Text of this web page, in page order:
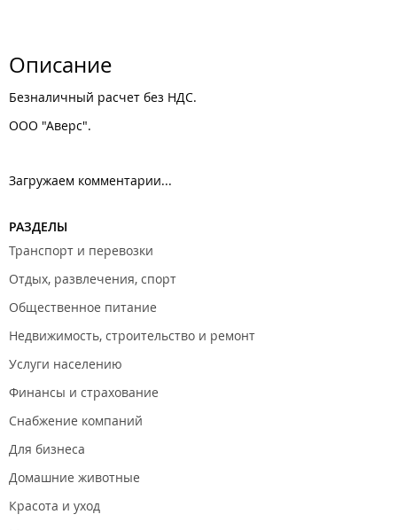
Описание
Безналичный расчет без НДС.
ООО "Аверс".
Загружаем комментарии...
РАЗДЕЛЫ
Транспорт и перевозки
Отдых, развлечения, спорт
Общественное питание
Недвижимость, строительство и ремонт
Услуги населению
Финансы и страхование
Снабжение компаний
Для бизнеса
Домашние животные
Красота и уход